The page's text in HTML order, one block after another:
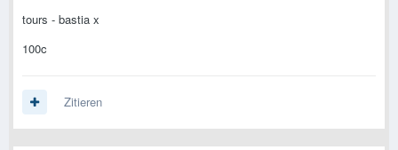
tours - bastia x
100c
Zitieren